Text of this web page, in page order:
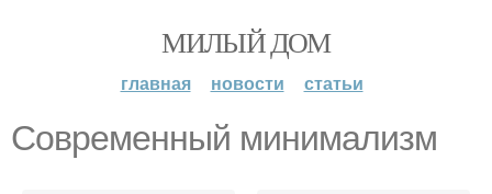
МИЛЫЙ ДОМ
главная новости статьи
Современный минимализм